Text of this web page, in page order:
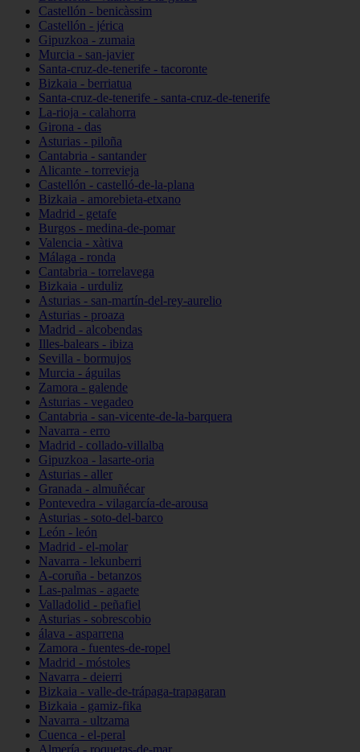
Castellón - benicàssim
Castellón - jérica
Gipuzkoa - zumaia
Murcia - san-javier
Santa-cruz-de-tenerife - tacoronte
Bizkaia - berriatua
Santa-cruz-de-tenerife - santa-cruz-de-tenerife
La-rioja - calahorra
Girona - das
Asturias - piloña
Cantabria - santander
Alicante - torrevieja
Castellón - castelló-de-la-plana
Bizkaia - amorebieta-etxano
Madrid - getafe
Burgos - medina-de-pomar
Valencia - xàtiva
Málaga - ronda
Cantabria - torrelavega
Bizkaia - urduliz
Asturias - san-martín-del-rey-aurelio
Asturias - proaza
Madrid - alcobendas
Illes-balears - ibiza
Sevilla - bormujos
Murcia - águilas
Zamora - galende
Asturias - vegadeo
Cantabria - san-vicente-de-la-barquera
Navarra - erro
Madrid - collado-villalba
Gipuzkoa - lasarte-oria
Asturias - aller
Granada - almuñécar
Pontevedra - vilagarcía-de-arousa
Asturias - soto-del-barco
León - león
Madrid - el-molar
Navarra - lekunberri
A-coruña - betanzos
Las-palmas - agaete
Valladolid - peñafiel
Asturias - sobrescobio
álava - asparrena
Zamora - fuentes-de-ropel
Madrid - móstoles
Navarra - deierri
Bizkaia - valle-de-trápaga-trapagaran
Bizkaia - gamiz-fika
Navarra - ultzama
Cuenca - el-peral
Almería - roquetas-de-mar